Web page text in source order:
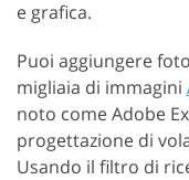
e grafica.
Puoi aggiungere
migliaia di immagini
noto come Adobe
progettazione di
Usando il filtro di